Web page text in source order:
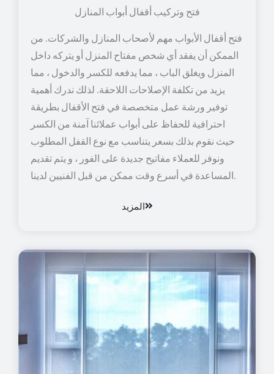
فتح وتركيب أقفال أبواب المنازل
فتح أقفال الأبواب مهم لأصحاب المنازل والشركات. من
الممكن أن يفقد أي شخص مفتاح المنزل أو يتركه داخل
المنزل ويغلق الباب ، مما يدفعه للكسر والدخول ، مما
يزيد من تكلفة الإصلاحات اللاحقة. لذلك ندرك أهمية
توفير ورشة عمل متخصصة في فتح الأقفال بطريقة
احترافية للحفاظ على أبواب عملائنا آمنة من الكسر
حيث نقوم بذلك بسعر يتناسب مع نوع القفل المطلوب
ونوفر للعملاء مفاتيح جديدة على الفور ، و يتم تقديم
المساعدة في أسرع وقت ممكن من قبل الفنيين لدينا.
المزيد